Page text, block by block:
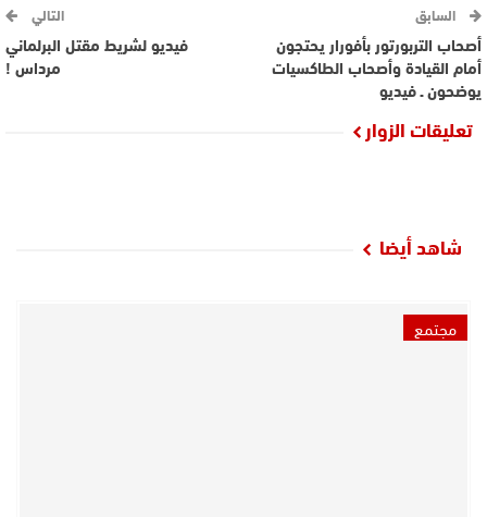
السابق
أصحاب التربورتور بأفورار يحتجون
أمام القيادة وأصحاب الطاكسيات
يوضحون ـ فيديو
التالي
فيديو لشريط مقتل البرلماني
مرداس !
تعليقات الزوار
شاهد أيضا
مجتمع